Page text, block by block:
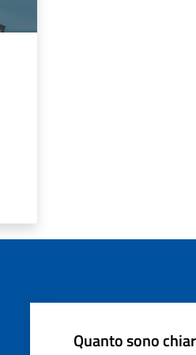
Quanto sono